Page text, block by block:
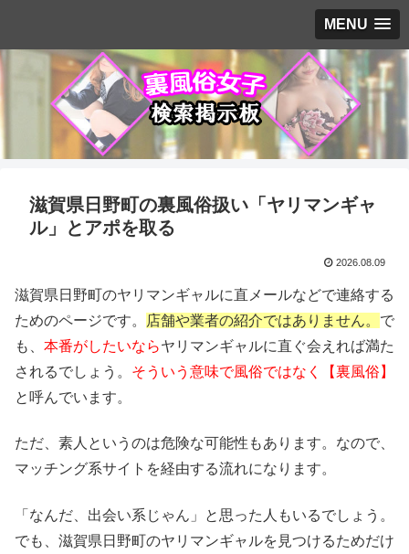
MENU
滋賀県日野町の裏風俗扱い「ヤリマンギャ
ル」とアポを取る
2026.08.09
滋賀県日野町のヤリマンギャルに直メールなどで連絡する
ためのページです。
店舗や業者の紹介ではありません。 で
も、 本番がしたいならヤリマンギャルに直ぐ会えれば満た
されるでしょう。 そういう意味で風俗ではなく【裏風俗】
と呼んでいます。
ただ、素人というのは危険な可能性もあります。なので、
マッチング系サイトを経由する流れになります。
「なんだ、出会い系じゃん」と思った人もいるでしょう。
でも、滋賀県日野町のヤリマンギャルを見つけるためだけ